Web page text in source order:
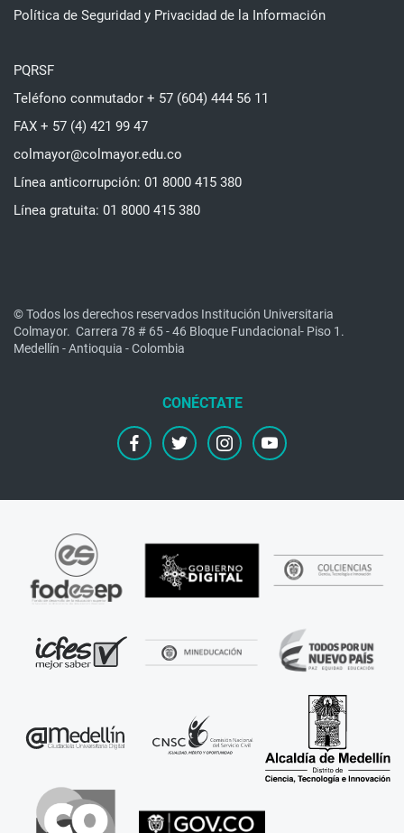
Política de Seguridad y Privacidad de la Información
PQRSF
Teléfono conmutador + 57 (604) 444 56 11
FAX + 57 (4) 421 99 47
colmayor@colmayor.edu.co
Línea anticorrupción: 01 8000 415 380
Línea gratuita: 01 8000 415 380
© Todos los derechos reservados Institución Universitaria
Colmayor. Carrera 78 # 65 - 46 Bloque Fundacional- Piso 1.
Medellín - Antioquia - Colombia